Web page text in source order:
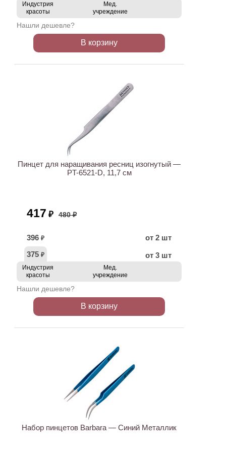
Индустрия
красоты
Мед.
учреждение
Нашли дешевле?
В корзину
Пинцет для наращивания ресниц изогнутый —
PT-6521-D, 11,7 см
417 ₽ 480 ₽
396 ₽
от 2 шт
375 ₽ от 3 шт
Индустрия
красоты
Мед.
учреждение
Нашли дешевле?
В корзину
Набор пинцетов Barbara — Синий Металлик